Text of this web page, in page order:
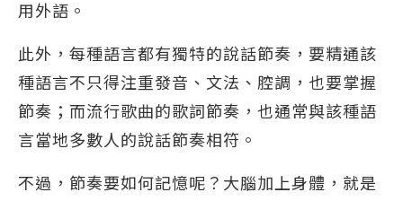
用外語。
此外，每種語言都有獨特的說話節奏，要精通該
種語言不只得注重發音、文法、腔調，也要掌握
節奏；而流行歌曲的歌詞節奏，也通常與該種語
言當地多數人的說話節奏相符。
不過，節奏要如何記憶呢？大腦加上身體，就是